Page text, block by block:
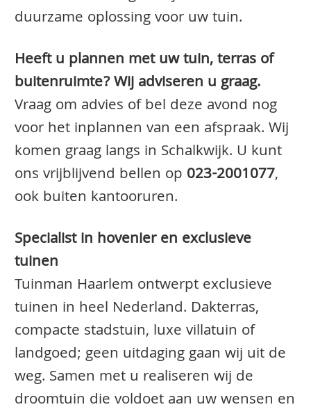
duurzame oplossing voor uw tuin.
Heeft u plannen met uw tuin, terras of
buitenruimte? Wij adviseren u graag.
Vraag om advies of bel deze avond nog
voor het inplannen van een afspraak. Wij
komen graag langs in Schalkwijk. U kunt
ons vrijblijvend bellen op 023-2001077,
ook buiten kantooruren.
Specialist in hovenier en exclusieve
tuinen
Tuinman Haarlem ontwerpt exclusieve
tuinen in heel Nederland. Dakterras,
compacte stadstuin, luxe villatuin of
landgoed; geen uitdaging gaan wij uit de
weg. Samen met u realiseren wij de
droomtuin die voldoet aan uw wensen en